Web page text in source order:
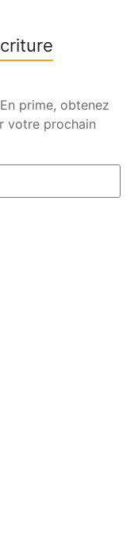
prime, obtenez
votre prochain